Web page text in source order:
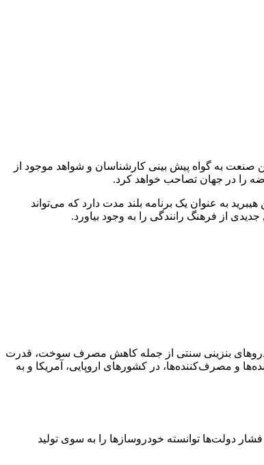
می‌رود اما این صنعت به گواه پیش بینی کارشناسان و شواهد موجود از
را در جهان تصاحب خواهد کرد.
به عنوان یک برنامه بلند مدت دارد که می‌تواند
از فرهنگ رانندگی را به وجود بیاورد.
خودروهای بنزینی سنتی از جمله کاهش مصرف سوخت، قدرت
و مصرف‌کننده‌ها، در کشورهای اروپایی، آمریکا و به
دولت‌ها توانسته خودروسازها را به سوی تولید